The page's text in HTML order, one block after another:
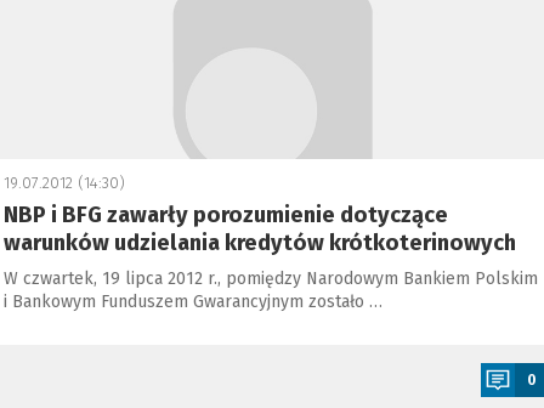
19.07.2012 (14:30)
NBP i BFG zawarły porozumienie dotyczące
warunków udzielania kredytów krótkoterinowych
W czwartek, 19 lipca 2012 r., pomiędzy Narodowym Bankiem Polskim
i Bankowym Funduszem Gwarancyjnym zostało …
0